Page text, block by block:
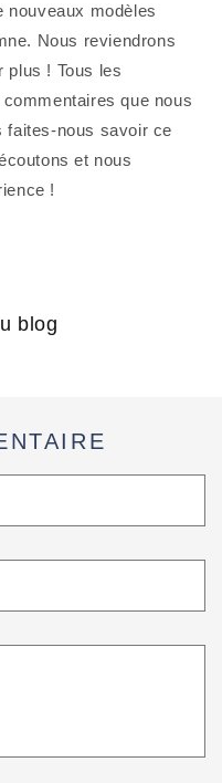
nouveaux modèles
Nous reviendrons
plus ! Tous les
que nous
faites-nous savoir ce
et nous
!
blog